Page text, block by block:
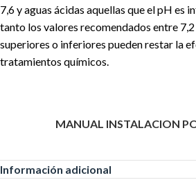
7,6 y aguas ácidas aquellas que el pH es
tanto los valores recomendados entre 7,2
superiores o inferiores pueden restar la
tratamientos químicos.
MANUAL INSTALACION
Información adicional